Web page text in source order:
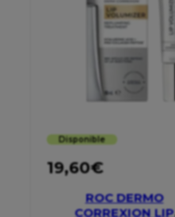
Disponible
19,60€
ROC DERMO
CORREXION LIP